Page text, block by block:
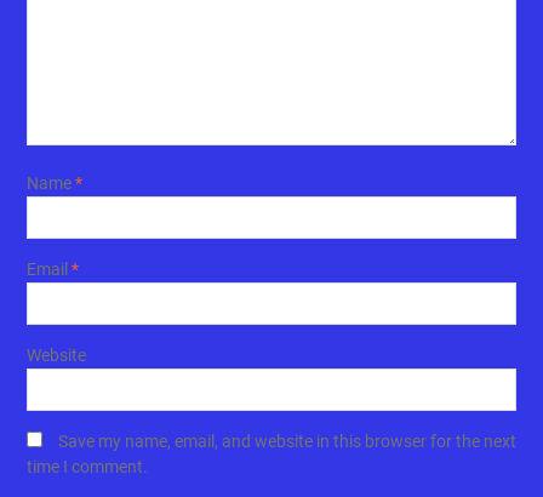
Name*
Email*
Website
Save my name, email, and website in this browser for the next
time I comment.